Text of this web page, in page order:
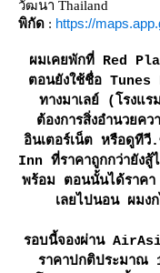
วัฒนา Thailand
พิกัด : https://
ผมเคยพักที่ Red
ตอนยังใช้ชื่อ
ทางมาเลย์ (โรงแ
ต้องการสิ่งอำนวยคว
อินเตอร์เน็ต หรือดูที
Inn ที่ราคาถูกกว่ายังสู้
พร้อม ตอนนั้นได้ราค
เลยไปนอน ผมง
รอบนี้จองผ่าน
ราคาปกติประมา